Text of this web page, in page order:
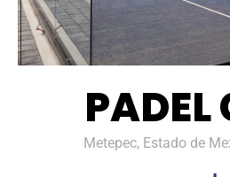
PADEL
Metepec, Estado de